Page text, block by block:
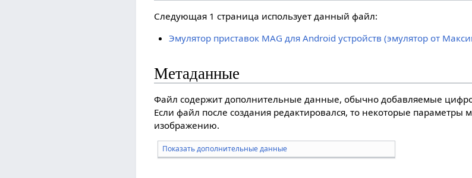
Следующая 1 страница использует данный файл:
Эмулятор приставок MAG для Android устройств (эмулятор от
Метаданные
Файл содержит дополнительные данные, обычно добавляемые
Если файл после создания редактировался, то некоторые параметры
изображению.
Показать дополнительные данные